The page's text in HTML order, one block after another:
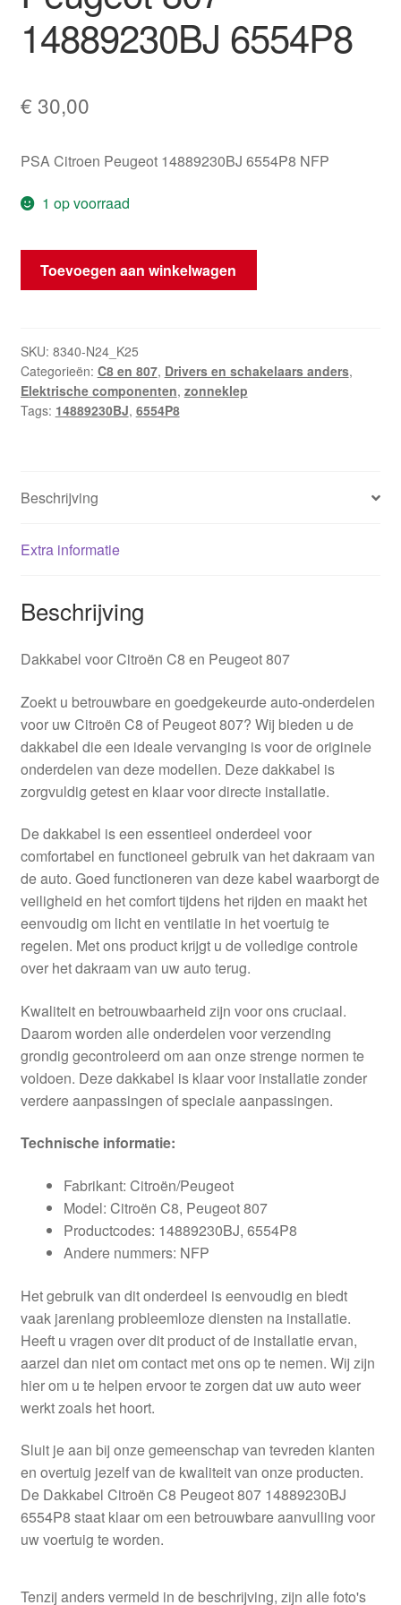
14889230BJ 6554P8
€ 30,00
PSA Citroen Peugeot 14889230BJ 6554P8 NFP
1 op voorraad
Dakleiding
Citroën
807
14889230BJ
6554P8
hoeveelheid
Toevoegen aan winkelwagen
SKU: 8340-N24_K25
Categorieën: C8 en 807, Drivers en schakelaars anders,
Elektrische componenten, zonneklep
Tags: 14889230BJ, 6554P8
Beschrijving
Extra informatie
Beschrijving
Dakkabel voor Citroën C8 en Peugeot 807
Zoekt u betrouwbare en goedgekeurde auto-onderdelen
voor uw Citroën C8 of Peugeot 807? Wij bieden u de
dakkabel die een ideale vervanging is voor de originele
onderdelen van deze modellen. Deze dakkabel is
zorgvuldig getest en klaar voor directe installatie.
De dakkabel is een essentieel onderdeel voor
comfortabel en functioneel gebruik van het dakraam van
de auto. Goed functioneren van deze kabel waarborgt de
veiligheid en het comfort tijdens het rijden en maakt het
eenvoudig om licht en ventilatie in het voertuig te
regelen. Met ons product krijgt u de volledige controle
over het dakraam van uw auto terug.
Kwaliteit en betrouwbaarheid zijn voor ons cruciaal.
Daarom worden alle onderdelen voor verzending
grondig gecontroleerd om aan onze strenge normen te
voldoen. Deze dakkabel is klaar voor installatie zonder
verdere aanpassingen of speciale aanpassingen.
Technische informatie:
Fabrikant: Citroën/Peugeot
Model: Citroën C8, Peugeot 807
Productcodes: 14889230BJ, 6554P8
Andere nummers: NFP
Het gebruik van dit onderdeel is eenvoudig en biedt
vaak jarenlang probleemloze diensten na installatie.
Heeft u vragen over dit product of de installatie ervan,
aarzel dan niet om contact met ons op te nemen. Wij zijn
hier om u te helpen ervoor te zorgen dat uw auto weer
werkt zoals het hoort.
Sluit je aan bij onze gemeenschap van tevreden klanten
en overtuig jezelf van de kwaliteit van onze producten.
De Dakkabel Citroën C8 Peugeot 807 14889230BJ
6554P8 staat klaar om een betrouwbare aanvulling voor
uw voertuig te worden.
Tenzij anders vermeld in de beschrijving, zijn alle foto's